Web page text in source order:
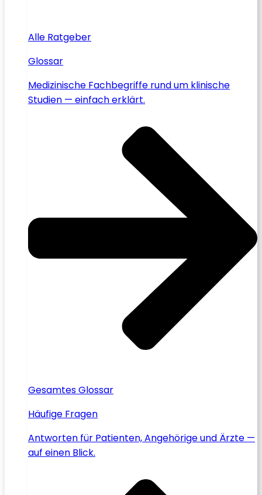
Alle Ratgeber
Glossar
Medizinische Fachbegriffe rund um klinische
Studien — einfach erklärt.
Gesamtes Glossar
Häufige Fragen
Antworten für Patienten, Angehörige und Ärzte —
auf einen Blick.